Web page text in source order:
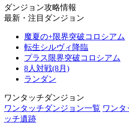
ダンジョン攻略情報
最新・注目ダンジョン
魔夏の+限界突破コロシアム
転生シルヴィ降臨
プラス限界突破コロシアム
8人対戦(8月)
ランダン
ワンタッチダンジョン
ワンタッチダンジョン一覧 ワンタ
ッチ遺跡